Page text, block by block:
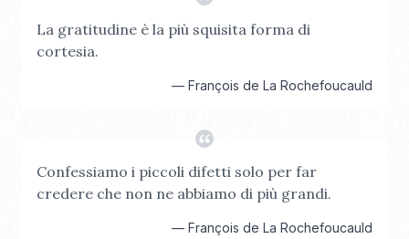
La gratitudine è la più squisita forma di
cortesia.
— François de La Rochefoucauld
Confessiamo i piccoli difetti solo per far
credere che non ne abbiamo di più grandi.
— François de La Rochefoucauld